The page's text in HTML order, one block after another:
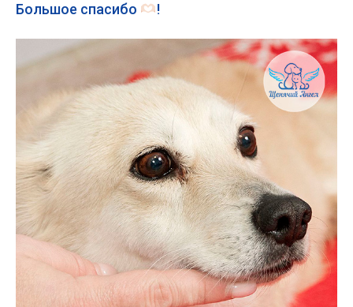
Большое спасибо
!